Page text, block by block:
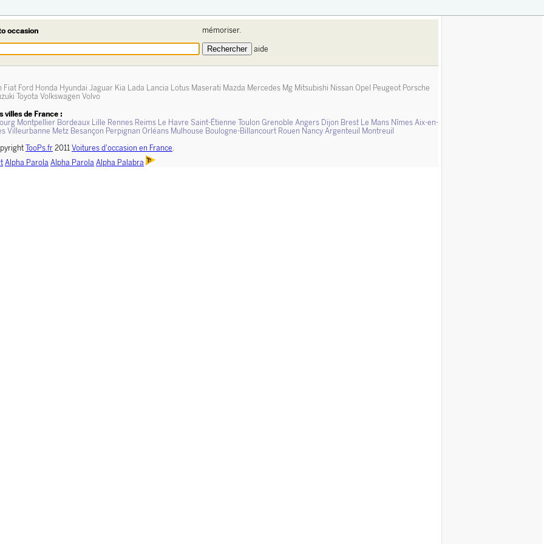
occasion mémoriser.
aide
Fiat Ford Honda Hyundai Jaguar Kia Lada Lancia Lotus Maserati Mazda Mercedes Mg Mitsubishi Nissan Opel Peugeot Porsche
Toyota Volkswagen Volvo
villes de France :
Montpellier Bordeaux Lille Rennes Reims Le Havre Saint-Étienne Toulon Grenoble Angers Dijon Brest Le Mans Nîmes Aix-en-
Villeurbanne Metz Besançon Perpignan Orléans Mulhouse Boulogne-Billancourt Rouen Nancy Argenteuil
Montreuil
TooPs.fr 2011 Voitures d'occasion en France.
Alpha Parola Alpha Parola Alpha Palabra